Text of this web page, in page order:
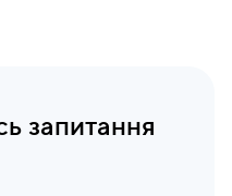
запитання